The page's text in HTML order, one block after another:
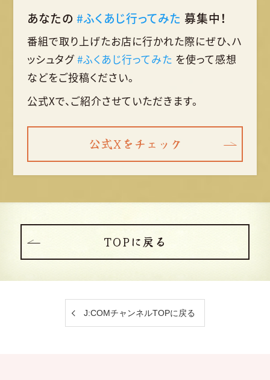
あなたの #ふくあじ行ってみた 募集中！
番組で取り上げたお店に行かれた際にぜひ、ハ
ッシュタグ #ふくあじ行ってみた を使って感想
などをご投稿ください。
公式Xで、ご紹介させていただきます。
公式Xをチェック
TOPに戻る
J:COMチャンネルTOPに戻る